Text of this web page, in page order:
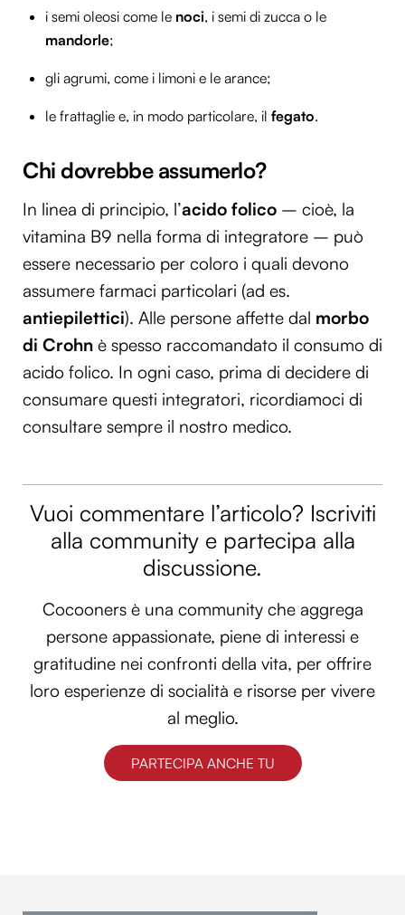
i semi oleosi come le noci, i semi di zucca o le
mandorle;
gli agrumi, come i limoni e le arance;
le frattaglie e, in modo particolare, il fegato.
Chi dovrebbe assumerlo?
In linea di principio, l’acido folico – cioè, la
vitamina B9 nella forma di integratore – può
essere necessario per coloro i quali devono
assumere farmaci particolari (ad es.
antiepilettici). Alle persone affette dal morbo
di Crohn è spesso raccomandato il consumo di
acido folico. In ogni caso, prima di decidere di
consumare questi integratori, ricordiamoci di
consultare sempre il nostro medico.
Vuoi commentare l’articolo? Iscriviti
alla community e partecipa alla
discussione.
Cocooners è una community che aggrega
persone appassionate, piene di interessi e
gratitudine nei confronti della vita, per offrire
loro esperienze di socialità e risorse per vivere
al meglio.
PARTECIPA ANCHE TU